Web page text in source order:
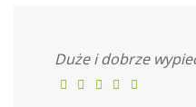
Duże i dobrze